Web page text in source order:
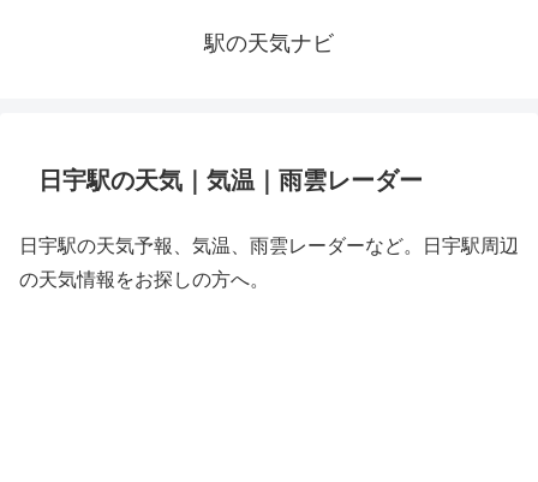
駅の天気ナビ
日宇駅の天気｜気温｜雨雲レーダー
日宇駅の天気予報、気温、雨雲レーダーなど。日宇駅周辺
の天気情報をお探しの方へ。